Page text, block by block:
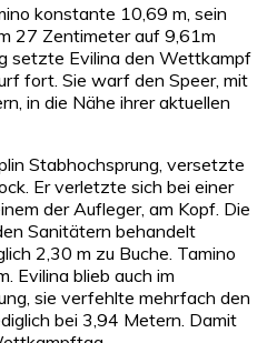
konstante 10,69 m, sein
27 Zentimeter auf 9,61m
setzte Evilina den Wettkampf
fort. Sie warf den Speer, mit
in die Nähe ihrer aktuellen
Stabhochsprung, versetzte
Er verletzte sich bei einer
der Aufleger, am Kopf. Die
Sanitätern behandelt
2,30 m zu Buche. Tamino
Evilina blieb auch im
sie verfehlte mehrfach den
bei 3,94 Metern. Damit